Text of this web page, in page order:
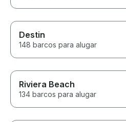
Destin
148 barcos para alugar
Riviera Beach
134 barcos para alugar